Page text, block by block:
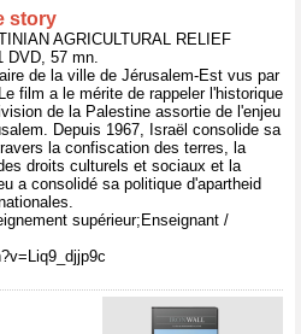
story
AGRICULTURAL RELIEF
DVD, 57 mn.
de la ville de Jérusalem-Est vus par
film a le mérite de rappeler l'historique
de la Palestine assortie de l'enjeu
Depuis 1967, Israël consolide sa
la confiscation des terres, la
droits culturels et sociaux et la
a consolidé sa politique d'apartheid
supérieur;Enseignant /